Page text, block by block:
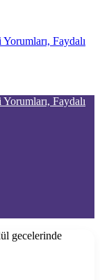
gecelerinde